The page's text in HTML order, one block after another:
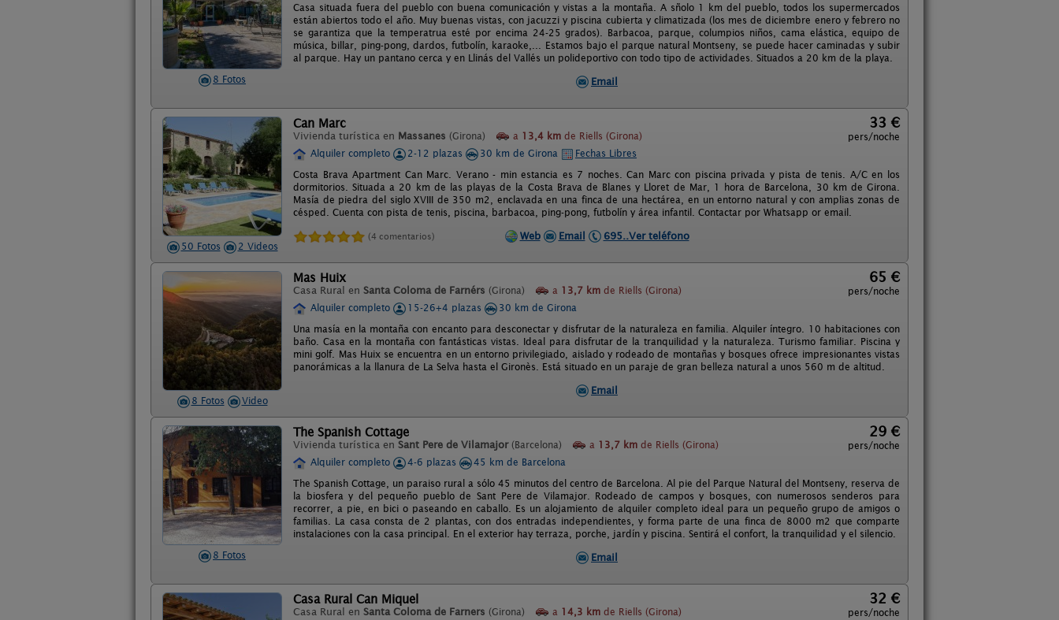
8 Fotos
Casa situada fuera del pueblo con buena comunicación y vistas a la montaña. A sñolo 1 km del pueblo, todos los supermercados
están abiertos todo el año. Muy buenas vistas, con jacuzzi y piscina cubierta y climatizada (los mes de diciembre enero y febrero no
se garantiza que la temperatrua esté por encima 24-25 grados). Barbacoa, parque, columpios niños, cama elástica, equipo de
música, billar, ping-pong, dardos, futbolín, karaoke,... Estamos bajo el parque natural Montseny, se puede hacer caminadas y subir
al parque. Hay un pantano cerca y en Llinás del Vallés un polideportivo con todo tipo de actividades. Situados a 20 km de la playa.
Email
50 Fotos 2 Videos
Can Marc
Vivienda turística en Massanes (Girona) a 13,4 km de Riells (Girona)
33 €
pers/noche
Alquiler completo
2-12 plazas 30 km de Girona
Fechas Libres
Costa Brava Apartment Can Marc. Verano - min estancia es 7 noches. Can Marc con piscina privada y pista de tenis. A/C en los
dormitorios. Situada a 20 km de las playas de la Costa Brava de Blanes y Lloret de Mar, 1 hora de Barcelona, 30 km de Girona.
Masía de piedra del siglo XVIII de 350 m2, enclavada en una finca de una hectárea, en un entorno natural y con amplias zonas de
césped. Cuenta con pista de tenis, piscina, barbacoa, ping-pong, futbolín y área infantil. Contactar por Whatsapp or email.
(4 comentarios) Web Email 695..Ver teléfono
8 Fotos Video
Mas Huix
Casa Rural en Santa Coloma de Farnérs (Girona) a 13,7 km de Riells (Girona)
65 €
pers/noche
Alquiler completo
15-26+4 plazas
30 km de Girona
Una masía en la montaña con encanto para desconectar y disfrutar de la naturaleza en familia. Alquiler íntegro. 10 habitaciones con
baño. Casa en la montaña con fantásticas vistas. Ideal para disfrutar de la tranquilidad y la naturaleza. Turismo familiar. Piscina y
mini golf. Mas Huix se encuentra en un entorno privilegiado, aislado y rodeado de montañas y bosques ofrece impresionantes vistas
panorámicas a la llanura de La Selva hasta el Gironès. Está situado en un paraje de gran belleza natural a unos 560 m de altitud.
Email
8 Fotos
The Spanish Cottage
Vivienda turística en Sant Pere de Vilamajor (Barcelona) a 13,7 km de Riells (Girona)
29 €
pers/noche
Alquiler completo
4-6 plazas
45 km de Barcelona
The Spanish Cottage, un paraiso rural a sólo 45 minutos del centro de Barcelona. Al pie del Parque Natural del Montseny, reserva de
la biosfera y del pequeño pueblo de Sant Pere de Vilamajor. Rodeado de campos y bosques, con numerosos senderos para
recorrer, a pie, en bici o paseando en caballo. Es un alojamiento de alquiler completo ideal para un pequeño grupo de amigos o
familias. La casa consta de 2 plantas, con dos entradas independientes, y forma parte de una finca de 8000 m2 que comparte
instalaciones con la casa principal. En el exterior hay terraza, porche, jardín y piscina. Sentirá el confort, la tranquilidad y el silencio.
Email
Casa Rural Can Miquel
Casa Rural en Santa Coloma de Farners (Girona) a 14,3 km de Riells (Girona)
32 €
pers/noche